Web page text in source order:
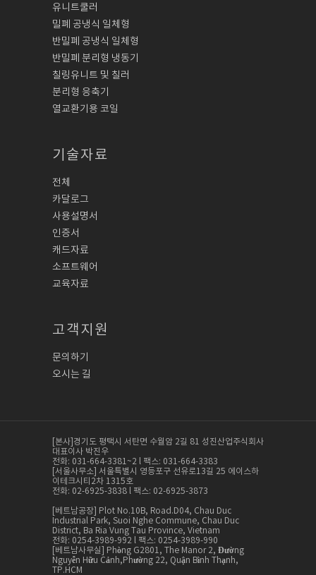
유니트쿨러
밀폐 공냉식 일체형
반밀폐 공냉식 일체형
반밀폐 분리형 냉동기
칠링유니트 및 칠러
분리형 응축기
열교환기용 코일
기술자료
전체
카달로그
사용설명서
인증서
캐드자료
소프트웨어
교육자료
고객지원
문의하기
오시는 길
[본사]경기도 평택시 서탄면 수월암 2길 81 성진산업주식회사
대표이사 박진우
전화: 031-664-3381~2 l 팩스: 031-664-3383
[서울사무소] 서울특별시 영등포구 선유로13길 25 에이스하
이테크시티2차 1315호
전화: 02-6925-3838 l 팩스: 02-6925-3873
[베트남공장] Plot No.10B, Road.D04, Chau Duc
Industrial Park, Suoi Nghe Commune, Chau Duc
District, Ba Ria Vung Tau Province, Vietnam
전화: 0254-3989-992 l 팩스: 0254-3989-990
[베트남사무실] Phòng G2801, The Manor 2, Đường
Nguyễn Hữu Cảnh,Phường 22, Quận Bình Thạnh,
TP.HCM